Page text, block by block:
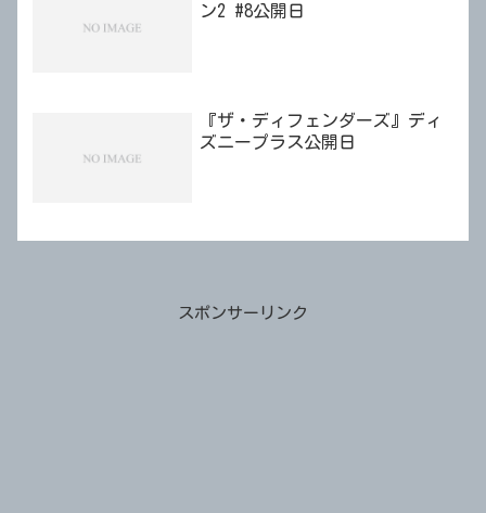
ン2 #8公開日
『ザ・ディフェンダーズ』ディ
ズニープラス公開日
スポンサーリンク